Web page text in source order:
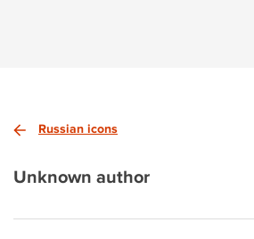
Russian icons
Unknown author